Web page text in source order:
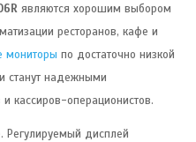
являются хорошим выбором
ресторанов, кафе и
мониторы по достаточно низкой
станут надежными
кассиров-операционистов.
дисплей